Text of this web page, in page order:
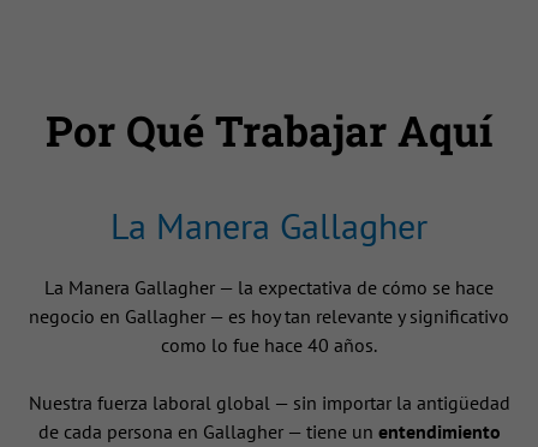
Por Qué Trabajar Aquí
La Manera Gallagher
La Manera Gallagher — la expectativa de cómo se hace
negocio en Gallagher — es hoy tan relevante y significativo
como lo fue hace 40 años.
Nuestra fuerza laboral global — sin importar la antigüedad
de cada persona en Gallagher — tiene un entendimiento